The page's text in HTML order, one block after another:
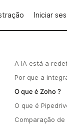
Iniciar
A IA está a
Por que a
importante?
O que é Zoho ?
O que é
Comparação